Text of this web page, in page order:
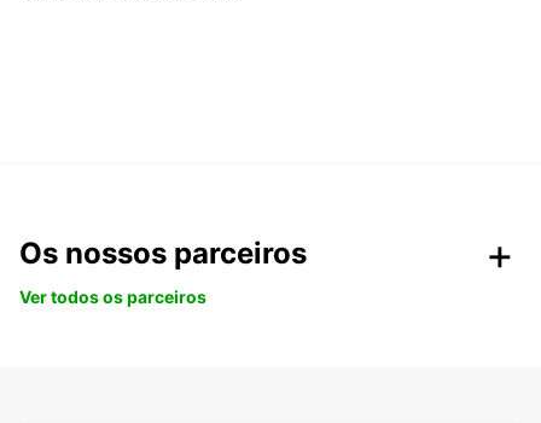
Os nossos parceiros
Ver todos os parceiros